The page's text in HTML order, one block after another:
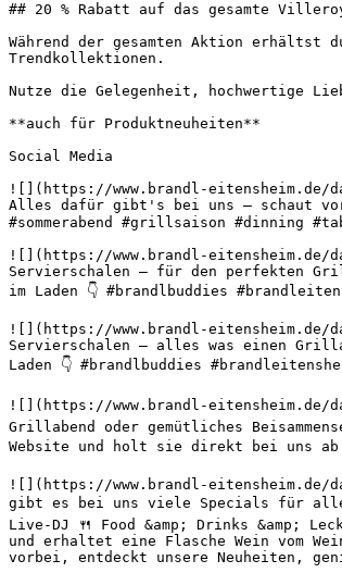
## 20 % Rabatt auf das gesamte
Während der gesamten Aktion erhältst
Trendkollektionen.
Nutze die Gelegenheit, hochwertige
**auch für Produktneuheiten**
Social Media
![](https://www.brandl-eitensheim.de/
Alles dafür gibt's bei uns – schaut
#sommerabend #grillsaison #dinning
![](https://www.brandl-eitensheim.de/
Servierschalen – für den perfekten
im Laden 👇 #brandlbuddies
![](https://www.brandl-eitensheim.de/
Servierschalen – alles was einen
Laden 👇 #brandlbuddies
![](https://www.brandl-eitensheim.de/
Grillabend oder gemütliches
Website und holt sie direkt bei uns ab
![](https://www.brandl-eitensheim.de/
gibt es bei uns viele Specials für alle
Live-DJ 🍴 Food &amp; Drinks &amp;
und erhaltet eine Flasche Wein vom
vorbei, entdeckt unsere Neuheiten,